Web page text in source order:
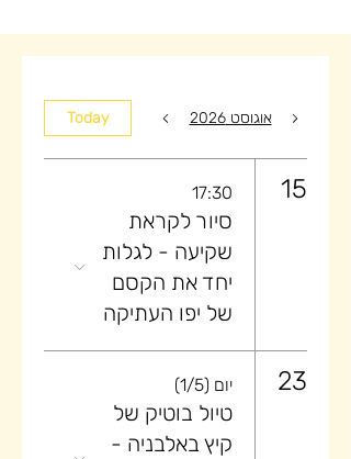
אוגוסט 2026 Today
15
17:30
סיור לקראת
שקיעה ​- לגלות
יחד את הקסם
של יפו העתיקה
23 יום (1/5)
טיול בוטיק של
קיץ באלבניה -